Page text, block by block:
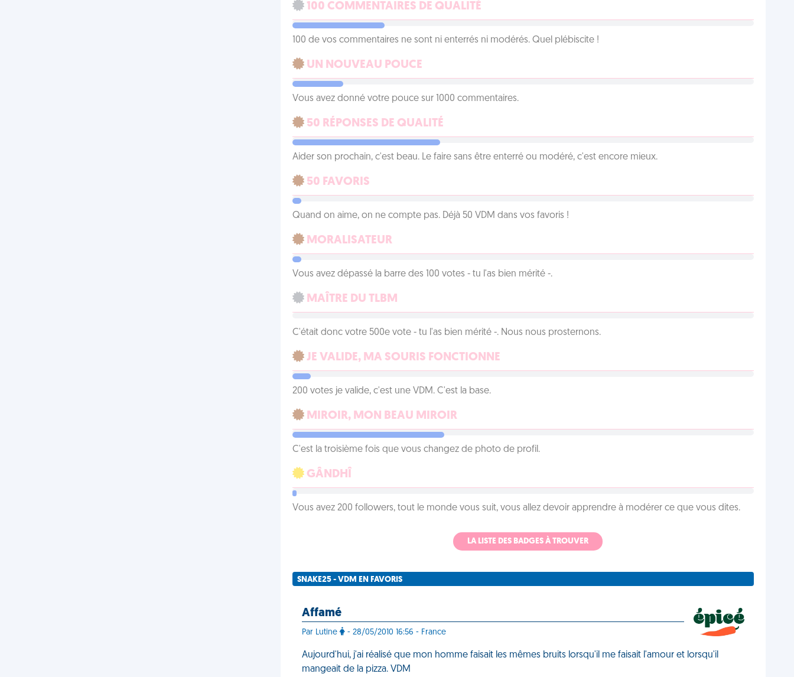
100 COMMENTAIRES DE QUALITÉ
100 de vos commentaires ne sont ni enterrés ni modérés. Quel plébiscite !
UN NOUVEAU POUCE
Vous avez donné votre pouce sur 1000 commentaires.
50 RÉPONSES DE QUALITÉ
Aider son prochain, c'est beau. Le faire sans être enterré ou modéré, c'est encore mieux.
50 FAVORIS
Quand on aime, on ne compte pas. Déjà 50 VDM dans vos favoris !
MORALISATEUR
Vous avez dépassé la barre des 100 votes - tu l'as bien mérité -.
MAÎTRE DU TLBM
C'était donc votre 500e vote - tu l'as bien mérité -. Nous nous prosternons.
JE VALIDE, MA SOURIS FONCTIONNE
200 votes je valide, c'est une VDM. C'est la base.
MIROIR, MON BEAU MIROIR
C'est la troisième fois que vous changez de photo de profil.
GÂNDHÎ
Vous avez 200 followers, tout le monde vous suit, vous allez devoir apprendre à modérer ce que vous dites.
LA LISTE DES BADGES À TROUVER
SNAKE25 - VDM EN FAVORIS
Affamé
Par Lutine - 28/05/2010 16:56 - France
Aujourd'hui, j'ai réalisé que mon homme faisait les mêmes bruits lorsqu'il me faisait l'amour et lorsqu'il
mangeait de la pizza. VDM